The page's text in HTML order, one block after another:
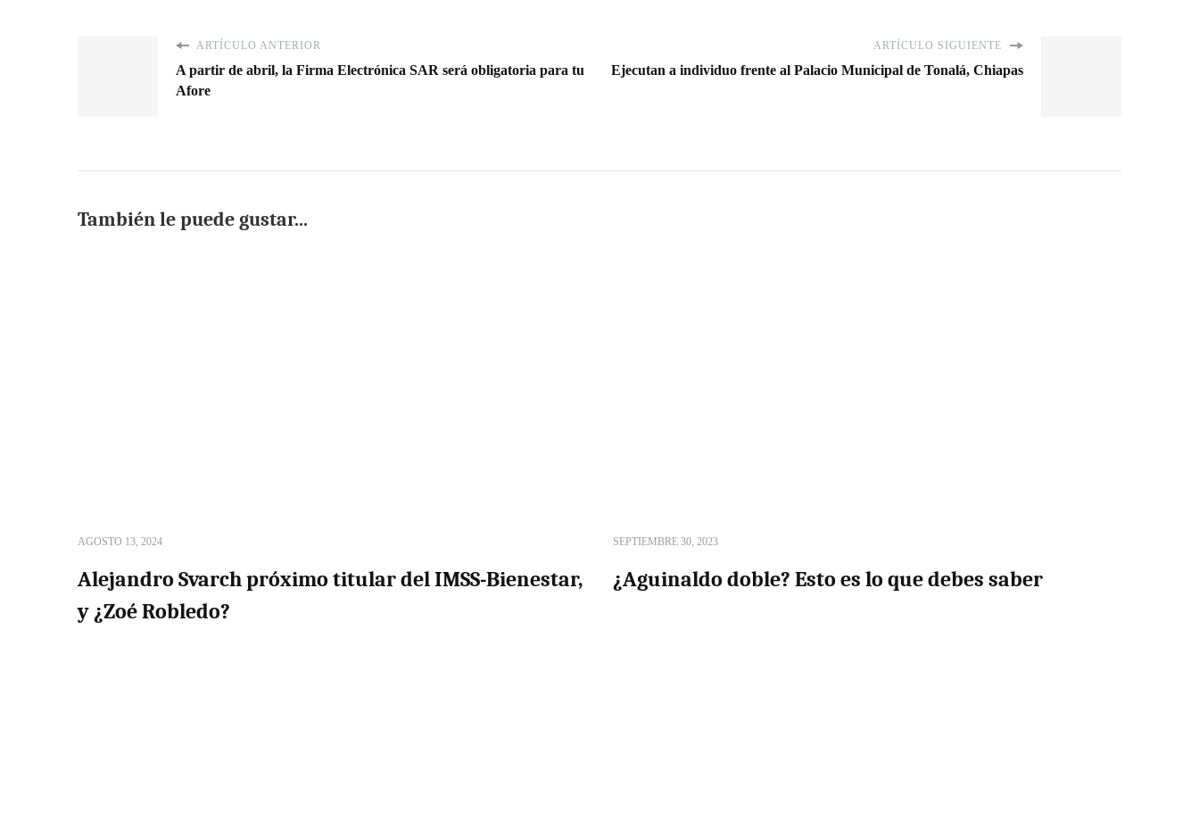
ARTÍCULO ANTERIOR
A partir de abril, la Firma Electrónica SAR será obligatoria para tu
Afore
ARTÍCULO SIGUIENTE
Ejecutan a individuo frente al Palacio Municipal de Tonalá, Chiapas
También le puede gustar...
AGOSTO 13, 2024
Alejandro Svarch próximo titular del IMSS-Bienestar,
y ¿Zoé Robledo?
SEPTIEMBRE 30, 2023
¿Aguinaldo doble? Esto es lo que debes saber